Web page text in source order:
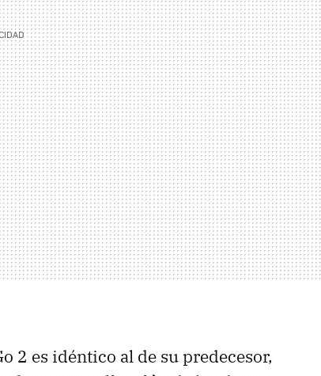
2 es idéntico al de su predecesor,